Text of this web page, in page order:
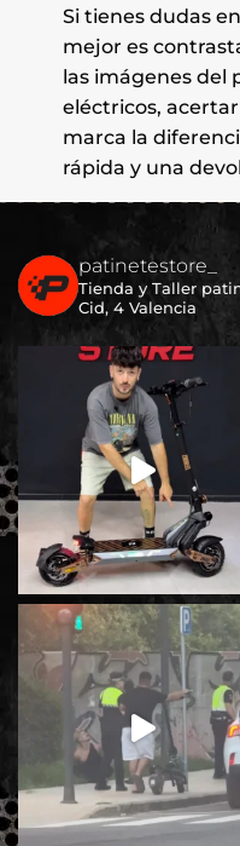
Si tienes dudas
mejor es
las imágenes del
eléctricos,
marca la
rápida y una
patinetestore_
Tienda y Taller
Cid, 4 Valencia